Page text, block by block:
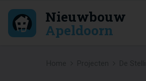
Nieuwbouw
Apeldoorn